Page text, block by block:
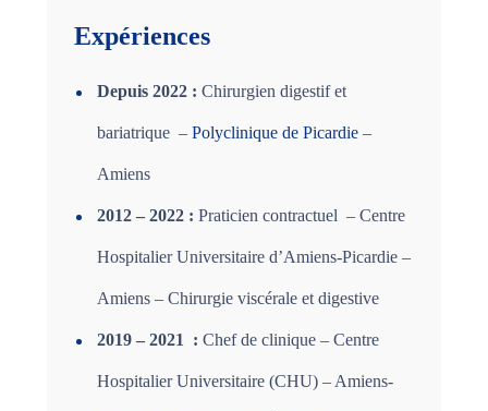
Expériences
Depuis 2022 : Chirurgien digestif et
bariatrique – Polyclinique de Picardie–
Amiens
2012 – 2022 : Praticien contractuel – Centre
Hospitalier Universitaire d’Amiens-Picardie –
Amiens – Chirurgie viscérale et digestive
2019 – 2021 : Chef de clinique – Centre
Hospitalier Universitaire (CHU) – Amiens-